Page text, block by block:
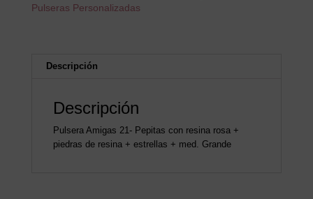
Pulseras Personalizadas
Descripción
Descripción
Pulsera Amigas 21- Pepitas con resina rosa +
piedras de resina + estrellas + med. Grande